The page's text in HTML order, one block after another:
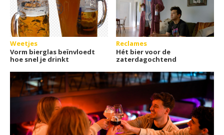
Weetjes
Vorm bierglas beïnvloedt
hoe snel je drinkt
Reclames
Hét bier voor de
zaterdagochtend